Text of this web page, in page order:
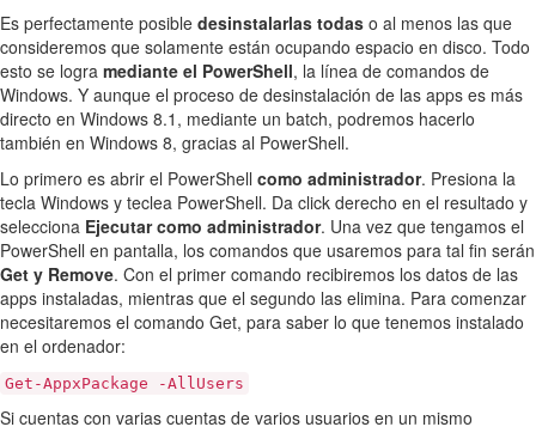
Es perfectamente posible desinstalarlas todas o al menos las que
consideremos que solamente están ocupando espacio en disco. Todo
esto se logra mediante el PowerShell, la línea de comandos de
Windows. Y aunque el proceso de desinstalación de las apps es más
directo en Windows 8.1, mediante un batch, podremos hacerlo
también en Windows 8, gracias al PowerShell.
Lo primero es abrir el PowerShell como administrador. Presiona la
tecla Windows y teclea PowerShell. Da click derecho en el resultado y
selecciona Ejecutar como administrador. Una vez que tengamos el
PowerShell en pantalla, los comandos que usaremos para tal fin serán
Get y Remove. Con el primer comando recibiremos los datos de las
apps instaladas, mientras que el segundo las elimina. Para comenzar
necesitaremos el comando Get, para saber lo que tenemos instalado
en el ordenador:
Get-AppxPackage -AllUsers
Si cuentas con varias cuentas de varios usuarios en un mismo